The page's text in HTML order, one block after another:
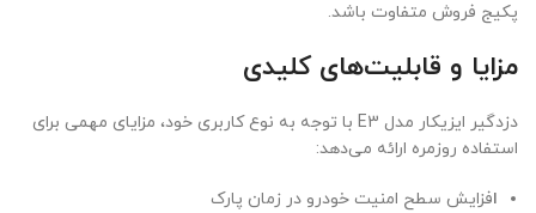
پکیج فروش متفاوت باشد.
مزایا و قابلیت‌های کلیدی
دزدگیر ایزیکار مدل E3 با توجه به نوع کاربری خود، مزایای مهمی برای
استفاده روزمره ارائه می‌دهد:
افزایش سطح امنیت خودرو در زمان پارک